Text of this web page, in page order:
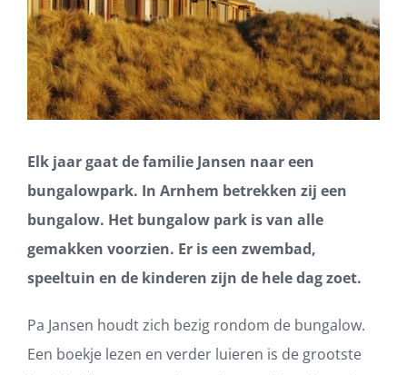
Elk jaar gaat de familie Jansen naar een
bungalowpark. In Arnhem betrekken zij een
bungalow. Het bungalow park is van alle
gemakken voorzien. Er is een zwembad,
speeltuin en de kinderen zijn de hele dag zoet.
Pa Jansen houdt zich bezig rondom de bungalow.
Een boekje lezen en verder luieren is de grootste